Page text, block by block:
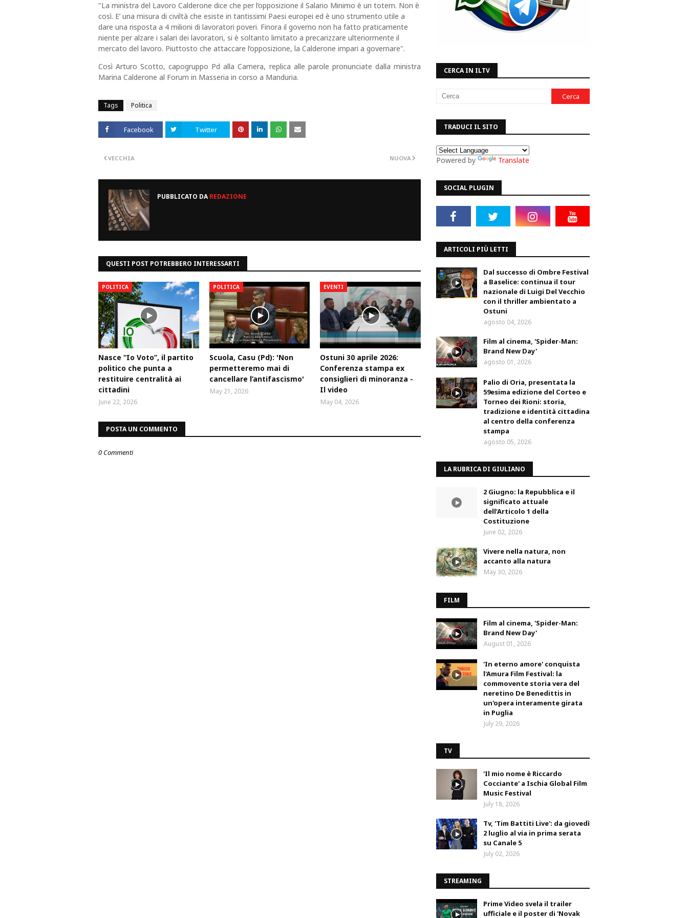
"La ministra del Lavoro Calderone dice che per l’opposizione il Salario Minimo è un totem. Non è
così. E’ una misura di civiltà che esiste in tantissimi Paesi europei ed è uno strumento utile a
dare una risposta a 4 milioni di lavoratori poveri. Finora il governo non ha fatto praticamente
niente per alzare i salari dei lavoratori, si è soltanto limitato a precarizzare ulteriormente il
mercato del lavoro. Piuttosto che attaccare l’opposizione, la Calderone impari a governare".
Così Arturo Scotto, capogruppo Pd alla Camera, replica alle parole pronunciate dalla ministra
Marina Calderone al Forum in Masseria in corso a Manduria.
Tags Politica
Facebook Twitter
NUOVA
VECCHIA
PUBBLICATO DAREDAZIONE
QUESTI POST POTREBBERO INTERESSARTI
POLITICA
Nasce “Io Voto”, il partito
politico che punta a
restituire centralità ai
cittadini
June 22, 2026
POLITICA
Scuola, Casu (Pd): 'Non
permetteremo mai di
cancellare l’antifascismo'
May 21, 2026
EVENTI
Ostuni 30 aprile 2026:
Conferenza stampa ex
consiglieri di minoranza -
Il video
May 04, 2026
POSTA UN COMMENTO
0 Commenti
CERCA IN ILTV
TRADUCI IL SITO
Powered by Translate
SOCIAL PLUGIN
ARTICOLI PIÙ LETTI
Dal successo di Ombre Festival
a Baselice: continua il tour
nazionale di Luigi Del Vecchio
con il thriller ambientato a
Ostuni
agosto 04, 2026
Film al cinema, 'Spider-Man:
Brand New Day'
agosto 01, 2026
Palio di Oria, presentata la
59esima edizione del Corteo e
Torneo dei Rioni: storia,
tradizione e identità cittadina
al centro della conferenza
stampa
agosto 05, 2026
LA RUBRICA DI GIULIANO
2 Giugno: la Repubblica e il
significato attuale
dell’Articolo 1 della
Costituzione
June 02, 2026
Vivere nella natura, non
accanto alla natura
May 30, 2026
FILM
Film al cinema, 'Spider-Man:
Brand New Day'
August 01, 2026
'In eterno amore' conquista
l'Amura Film Festival: la
commovente storia vera del
neretino De Benedittis in
un'opera interamente girata
in Puglia
July 29, 2026
TV
'Il mio nome è Riccardo
Cocciante' a Ischia Global Film
Music Festival
July 18, 2026
Tv, 'Tim Battiti Live': da giovedì
2 luglio al via in prima serata
su Canale 5
July 02, 2026
STREAMING
Prime Video svela il trailer
ufficiale e il poster di 'Novak